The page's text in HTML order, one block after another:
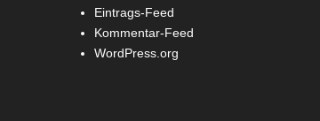
Eintrags-Feed
Kommentar-Feed
WordPress.org